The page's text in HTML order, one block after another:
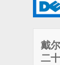
戴
二